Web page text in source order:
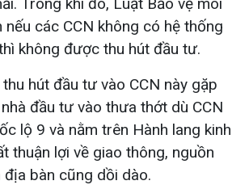
các CCN không có hệ thống
không được thu hút đầu tư.
hút đầu tư vào CCN này gặp
đầu tư vào thưa thớt dù CCN
lộ 9 và nằm trên Hành lang kinh
thuận lợi về giao thông, nguồn
địa bàn cũng dồi dào.